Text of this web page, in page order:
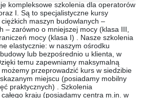
kompleksowe szkolenia dla operatorów
I. Są to specjalistyczne kursy
maszyn budowlanych –
– zarówno o mniejszej mocy (klasa III,
mocy (klasa I) . Nasze szkolenia
elastycznie: w naszym ośrodku
lub bezpośrednio u klienta, w
temu zapewniamy maksymalną
przeprowadzić kurs w siedzibie
miejscu (posiadamy mobilny
praktycznych) . Szkolenia
kraju (posiadamy centra m.in. w